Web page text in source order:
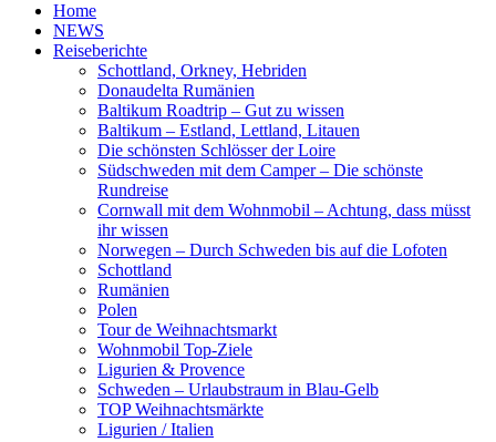
Home
NEWS
Reiseberichte
Schottland, Orkney, Hebriden
Donaudelta Rumänien
Baltikum Roadtrip – Gut zu wissen
Baltikum – Estland, Lettland, Litauen
Die schönsten Schlösser der Loire
Südschweden mit dem Camper – Die schönste
Rundreise
Cornwall mit dem Wohnmobil – Achtung, dass müsst
ihr wissen
Norwegen – Durch Schweden bis auf die Lofoten
Schottland
Rumänien
Polen
Tour de Weihnachtsmarkt
Wohnmobil Top-Ziele
Ligurien & Provence
Schweden – Urlaubstraum in Blau-Gelb
TOP Weihnachtsmärkte
Ligurien / Italien